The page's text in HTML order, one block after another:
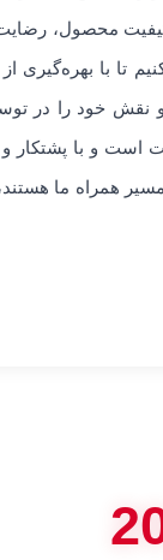
کیفیت محصول،
تا با بهره‌گیری
و نقش خود را در
است و با پشتکار و
همراه ما